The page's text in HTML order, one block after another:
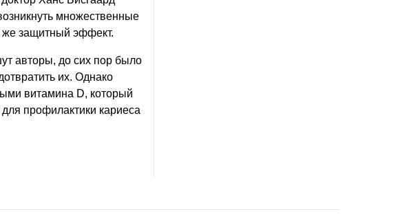
множественные
же защитный эффект.
авторы, до сих пор было
их. Однако
витамина D, который
профилактики кариеса